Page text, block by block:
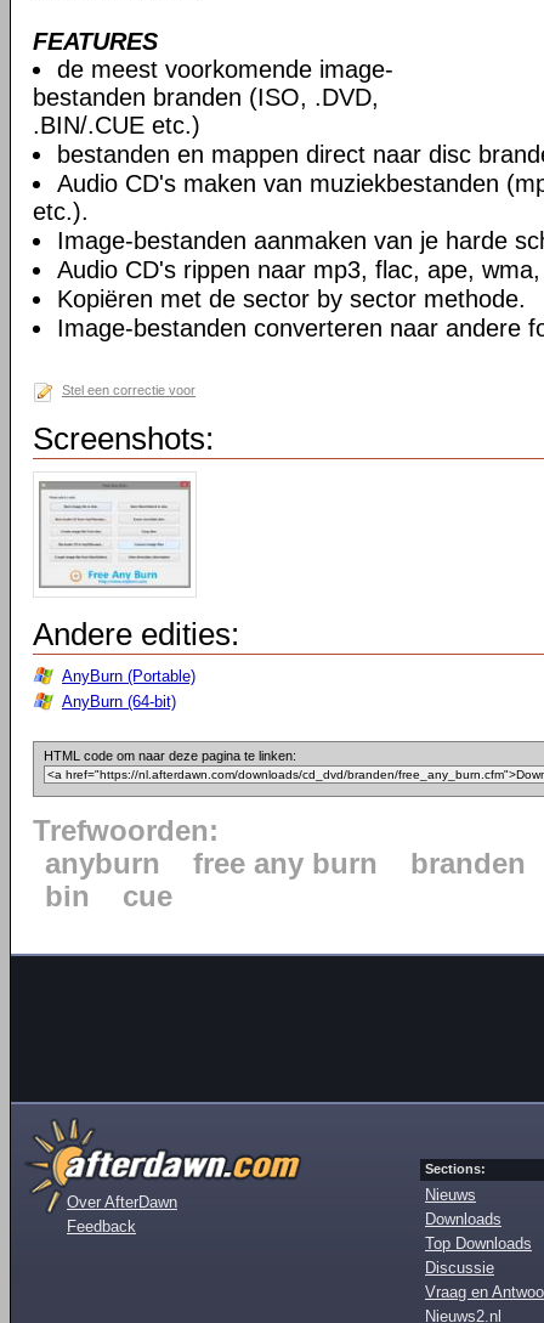
FEATURES
de meest voorkomende image-
bestanden branden (ISO, .DVD,
.BIN/.CUE etc.)
bestanden en mappen direct naar disc
Audio CD's maken van muziekbestanden
etc.).
Image-bestanden aanmaken van je harde
Audio CD's rippen naar mp3, flac, ape,
Kopiëren met de sector by sector methode.
Image-bestanden converteren naar andere
Stel een correctie voor
Screenshots:
Andere edities:
AnyBurn (Portable)
AnyBurn (64-bit)
HTML code om naar deze pagina te linken:
Trefwoorden:
anyburn
free any burn
branden
bin
cue
Over AfterDawn
Feedback
Sections:
Nieuws
Downloads
Top Downloads
Discussie
Vraag en
Nieuws2.nl